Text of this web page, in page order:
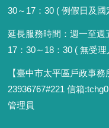
30～17：30 ( 例假日及國
延長服務時間：週一至週
17：30～ 18：30 ( 無受理
【臺中市太平區戶政事
23936767#221 信箱:
管理員